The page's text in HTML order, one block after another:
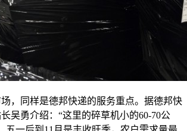
，同样是德邦快递的服务重点。据德邦快
吴勇介绍：“这里的碎草机小的60-70公